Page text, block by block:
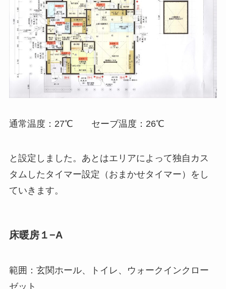
通常温度：27℃ セーブ温度：26℃
と設定しました。あとはエリアによって独自カス
タムしたタイマー設定（おまかせタイマー）をし
ていきます。
床暖房１−A
範囲：玄関ホール、トイレ、ウォークインクロー
ゼット